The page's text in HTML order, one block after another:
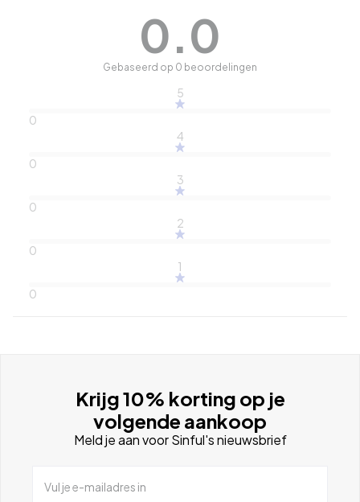
0.0
Gebaseerd op 0 beoordelingen
5
0
4
0
3
0
2
0
1
0
Krijg 10% korting op je
volgende aankoop
Meld je aan voor Sinful's nieuwsbrief
Vul je e-mailadres in